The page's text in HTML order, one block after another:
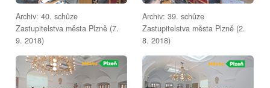
Archiv: 40. schůze
Zastupitelstva města Plzně (7.
9. 2018)
Archiv: 39. schůze
Zastupitelstva města Plzně (2.
8. 2018)